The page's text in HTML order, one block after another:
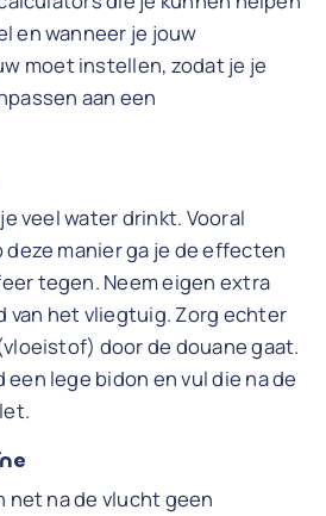
en wanneer je jouw
moet instellen, zodat je je
aan een
veel water drinkt. Vooral
manier ga je de effecten
tegen. Neem eigen extra
van het vliegtuig. Zorg echter
door de douane gaat.
lege bidon en vul die na de
net na de vlucht geen